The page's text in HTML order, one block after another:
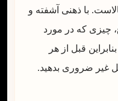
با ذهنی آشفته و
چیزی که در مورد
قبل از هر
غیر ضروری بدهید.